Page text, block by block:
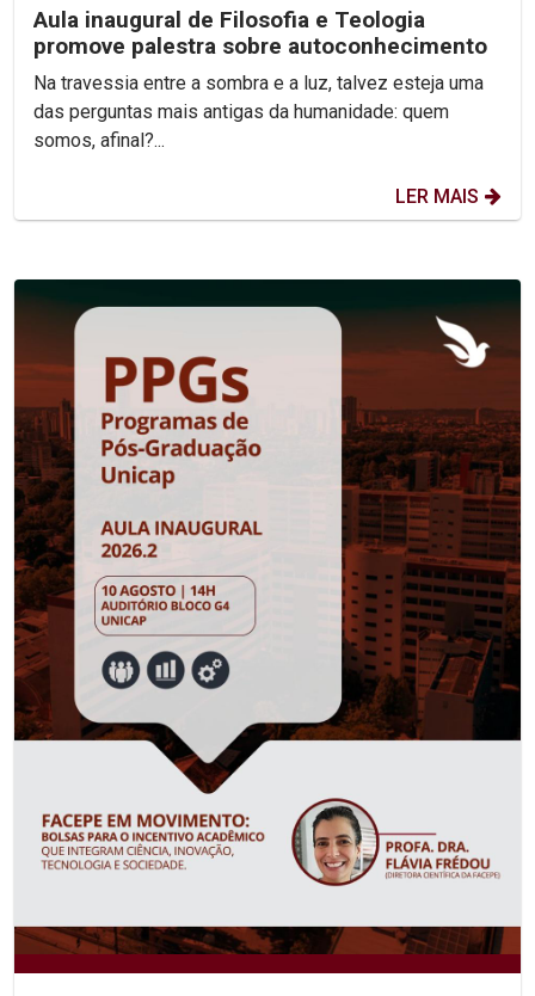
Aula inaugural de Filosofia e Teologia
promove palestra sobre autoconhecimento
Na travessia entre a sombra e a luz, talvez esteja uma
das perguntas mais antigas da humanidade: quem
somos, afinal?...
LER MAIS